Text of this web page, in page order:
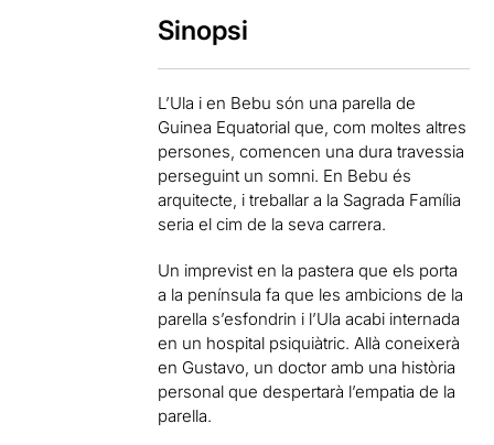
Sinopsi
L’Ula i en Bebu són una parella de
Guinea Equatorial que, com moltes altres
persones, comencen una dura travessia
perseguint un somni. En Bebu és
arquitecte, i treballar a la Sagrada Família
seria el cim de la seva carrera.
Un imprevist en la pastera que els porta
a la península fa que les ambicions de la
parella s’esfondrin i l’Ula acabi internada
en un hospital psiquiàtric. Allà coneixerà
en Gustavo, un doctor amb una història
personal que despertarà l’empatia de la
parella.